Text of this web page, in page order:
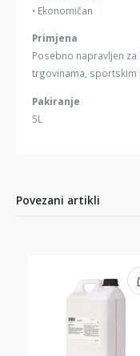
• Ekonomičan
Primjena
Posebno napravljen
trgovinama, sportskim
Pakiranje
5L
Povezani artikli